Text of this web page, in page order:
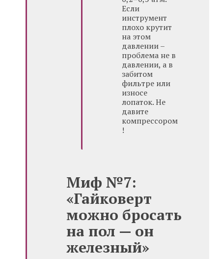
Если
инструмент
плохо крутит
на этом
давлении –
проблема не в
давлении, а в
забитом
фильтре или
износе
лопаток. Не
давите
компрессором
!
Миф №7:
«Гайковерт
можно бросать
на пол — он
железный»